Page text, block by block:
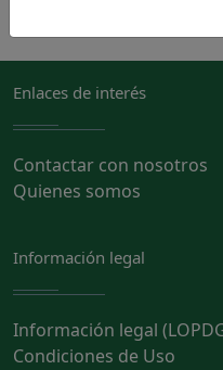
Enlaces de interés
Contactar con nosotros
Quienes somos
Información legal
Información legal
Condiciones de Uso